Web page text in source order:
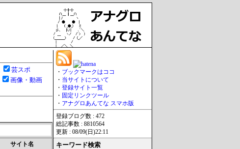
芸スポ
画像・動画
サイト名
・ ブックマークはココ
・ 当サイトについて
・ 登録サイト一覧
・ 固定リンクツール
・ アナグロあんてな スマホ版
登録ブログ数 : 472
総記事数 : 8810564
更新 : 08/09(日)22:11
キーワード検索